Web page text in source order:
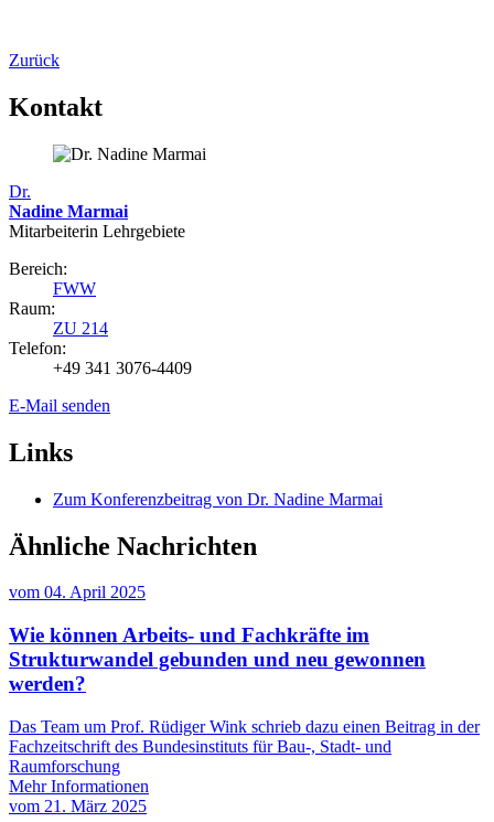
Zurück
Kontakt
Dr.
Nadine Marmai
Mitarbeiterin Lehrgebiete
Bereich:
FWW
Raum:
ZU 214
Telefon:
+49 341 3076-4409
E-Mail senden
Links
Zum Konferenzbeitrag von Dr. Nadine Marmai
Ähnliche Nachrichten
vom 04. April 2025
Wie können Arbeits- und Fachkräfte im
Strukturwandel gebunden und neu gewonnen
werden?
Das Team um Prof. Rüdiger Wink schrieb dazu einen Beitrag in der
Fachzeitschrift des Bundesinstituts für Bau-, Stadt- und
Raumforschung
Mehr Informationen
vom 21. März 2025